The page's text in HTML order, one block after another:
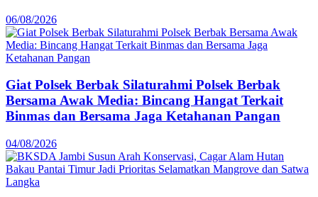
06/08/2026
Giat Polsek Berbak Silaturahmi Polsek Berbak
Bersama Awak Media: Bincang Hangat Terkait
Binmas dan Bersama Jaga Ketahanan Pangan
04/08/2026